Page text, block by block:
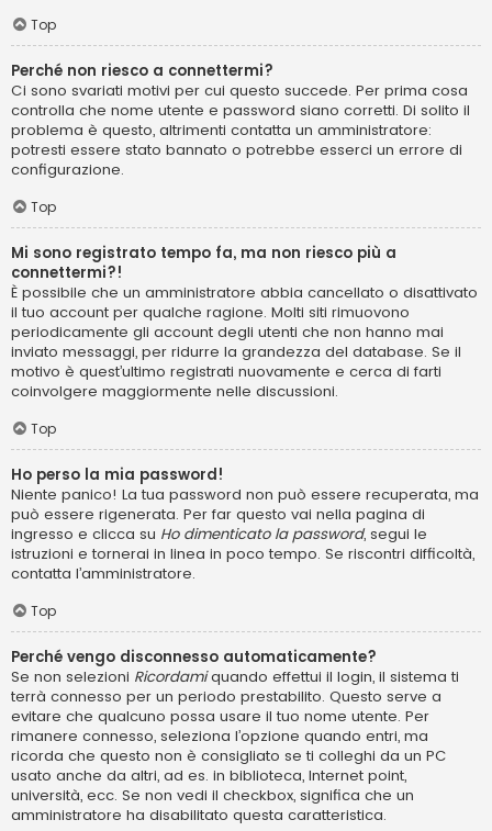
Top
Perché non riesco a connettermi?
Ci sono svariati motivi per cui questo succede. Per prima cosa
controlla che nome utente e password siano corretti. Di solito il
problema è questo, altrimenti contatta un amministratore:
potresti essere stato bannato o potrebbe esserci un errore di
configurazione.
Top
Mi sono registrato tempo fa, ma non riesco più a
connettermi?!
È possibile che un amministratore abbia cancellato o disattivato
il tuo account per qualche ragione. Molti siti rimuovono
periodicamente gli account degli utenti che non hanno mai
inviato messaggi, per ridurre la grandezza del database. Se il
motivo è quest’ultimo registrati nuovamente e cerca di farti
coinvolgere maggiormente nelle discussioni.
Top
Ho perso la mia password!
Niente panico! La tua password non può essere recuperata, ma
può essere rigenerata. Per far questo vai nella pagina di
ingresso e clicca su Ho dimenticato la password, segui le
istruzioni e tornerai in linea in poco tempo. Se riscontri difficoltà,
contatta l’amministratore.
Top
Perché vengo disconnesso automaticamente?
Se non selezioni Ricordamiquando effettui il login, il sistema ti
terrà connesso per un periodo prestabilito. Questo serve a
evitare che qualcuno possa usare il tuo nome utente. Per
rimanere connesso, seleziona l’opzione quando entri, ma
ricorda che questo non è consigliato se ti colleghi da un PC
usato anche da altri, ad es. in biblioteca, Internet point,
università, ecc. Se non vedi il checkbox, significa che un
amministratore ha disabilitato questa caratteristica.